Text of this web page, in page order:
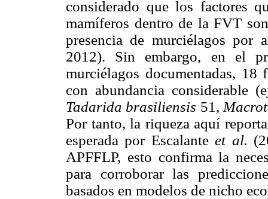
considerado que los factores
mamíferos dentro de la FVT
presencia de murciélagos
2012). Sin embargo, en el
murciélagos documentadas, 18
con abundancia considerable
Tadarida brasiliensis 51,
Por tanto, la riqueza aquí
esperada por Escalanteet al.
APFFLP, esto confirma la
para corroborar las
basados en modelos de nicho